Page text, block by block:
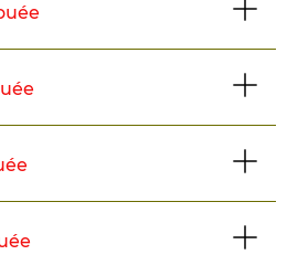
LE PLAN
pi2
LE PLAN
pi2
LE PLAN
pi2